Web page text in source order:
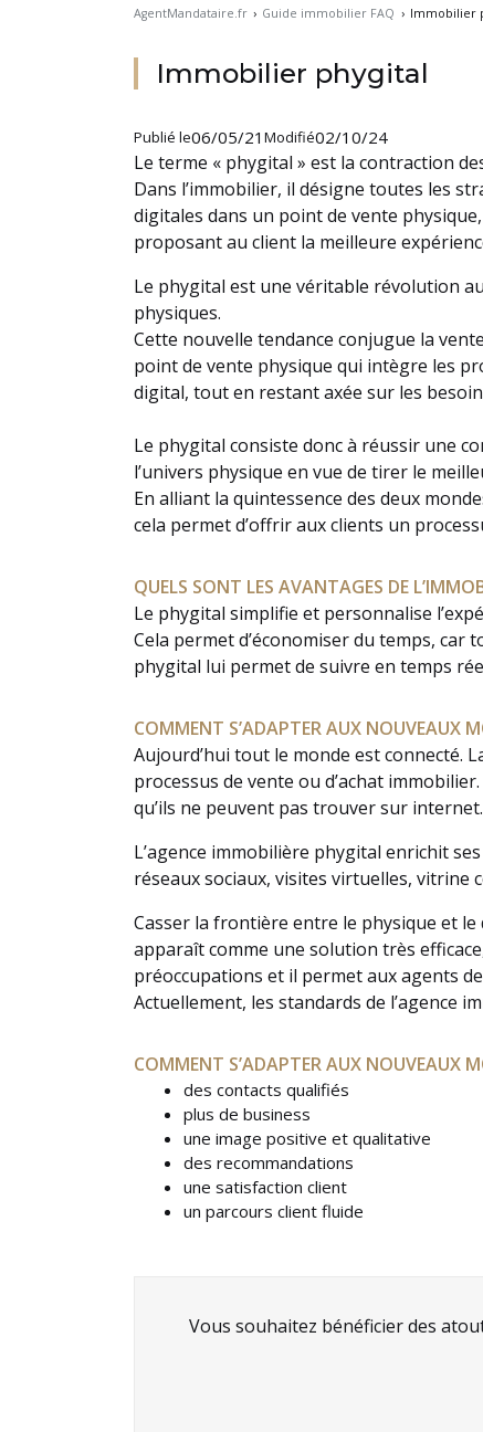
AgentMandataire.fr › Guide immobilier FAQ › Immobilier
Immobilier phygital
Publié le06/05/21 Modifié02/10/24
Le terme « phygital » est la contraction
Dans l’immobilier, il désigne toutes les
digitales dans un point de vente
proposant au client la meilleure
Le phygital est une véritable révolution
physiques.
Cette nouvelle tendance conjugue la
point de vente physique qui intègre les
digital, tout en restant axée sur les
Le phygital consiste donc à réussir une
l’univers physique en vue de tirer le
En alliant la quintessence des deux
cela permet d’offrir aux clients un
QUELS SONT LES AVANTAGES DE
Le phygital simplifie et personnalise
Cela permet d’économiser du temps, car
phygital lui permet de suivre en temps
COMMENT S’ADAPTER AUX NOUVEAUX
Aujourd’hui tout le monde est connecté.
processus de vente ou d’achat
qu’ils ne peuvent pas trouver sur internet.
L’agence immobilière phygital enrichit
réseaux sociaux, visites virtuelles, vitrine
Casser la frontière entre le physique et
apparaît comme une solution très
préoccupations et il permet aux agents
Actuellement, les standards de l’agence
COMMENT S’ADAPTER AUX NOUVEAUX
des contacts qualifiés
plus de business
une image positive et qualitative
des recommandations
une satisfaction client
un parcours client fluide
Vous souhaitez bénéficier des